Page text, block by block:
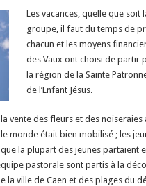
Les vacances, quelle que soit
groupe, il faut du temps de
chacun et les moyens
des Vaux ont choisi de partir
la région de la Sainte
de l’Enfant Jésus.
vente des fleurs et des
monde était bien mobilisé ; les
la plupart des jeunes partaient
pastorale sont partis à la
la ville de Caen et des plages du